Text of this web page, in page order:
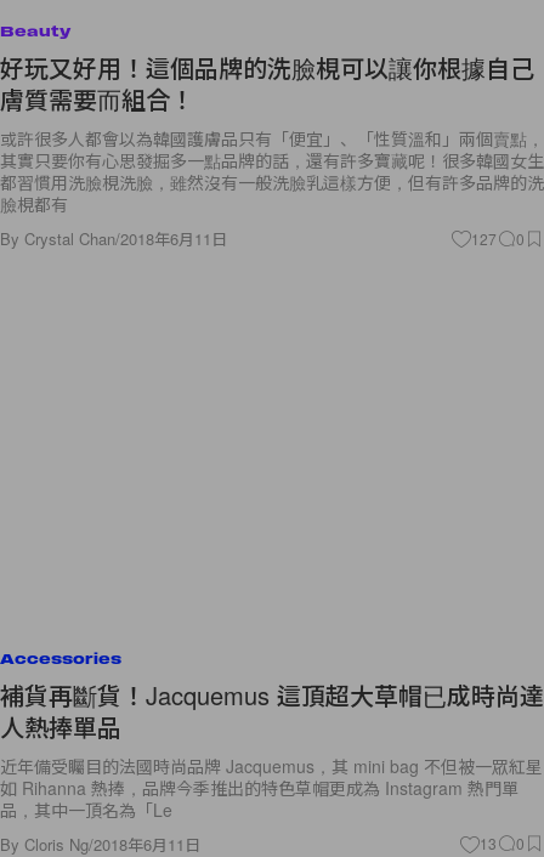
Beauty
好玩又好用！這個品牌的洗臉梘可以讓你根據自己
膚質需要而組合！
或許很多人都會以為韓國護膚品只有「便宜」、「性質溫和」兩個賣點，
其實只要你有心思發掘多一點品牌的話，還有許多寶藏呢！很多韓國女生
都習慣用洗臉梘洗臉，雖然沒有一般洗臉乳這樣方便，但有許多品牌的洗
臉梘都有
By Crystal Chan/2018年6月11日 127 0
Accessories
補貨再斷貨！Jacquemus 這頂超大草帽已成時尚達
人熱捧單品
近年備受矚目的法國時尚品牌 Jacquemus，其 mini bag 不但被一眾紅星
如 Rihanna 熱捧，品牌今季推出的特色草帽更成為 Instagram 熱門單
品，其中一頂名為「Le
By Cloris Ng/2018年6月11日 13 0